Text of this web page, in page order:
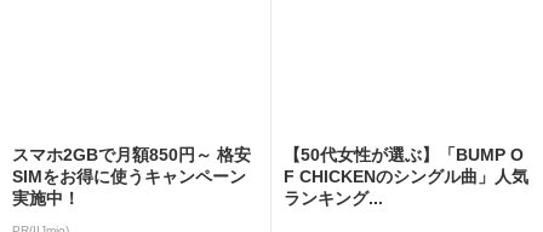
スマホ2GBで月額850円～ 格安
SIMをお得に使うキャンペーン
実施中！
【50代女性が選ぶ】「BUMP O
F CHICKENのシングル曲」人気
ランキング...